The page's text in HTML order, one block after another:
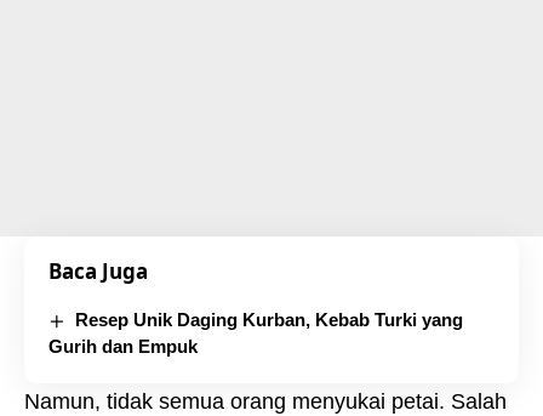
Baca Juga
Resep Unik Daging Kurban, Kebab Turki yang
Gurih dan Empuk
Namun, tidak semua orang menyukai petai. Salah